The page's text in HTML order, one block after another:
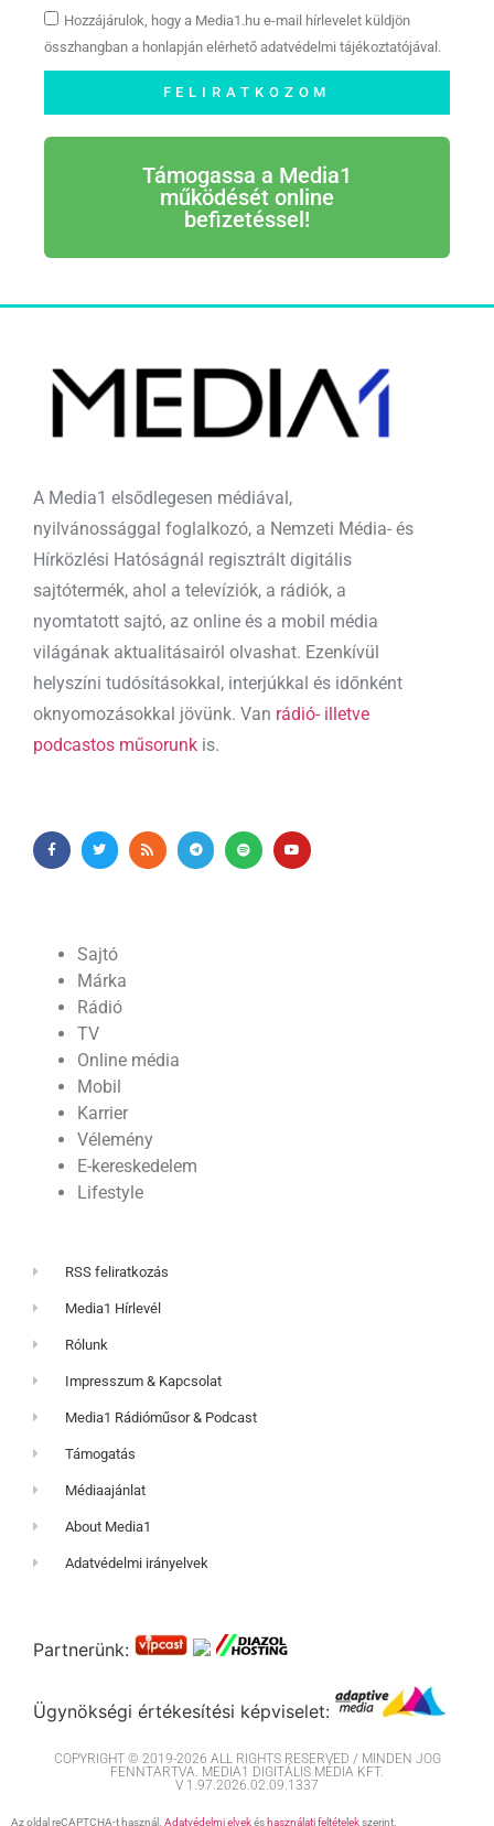
Hozzájárulok, hogy a Media1.hu e-mail hírlevelet küldjön
összhangban a honlapján elérhető adatvédelmi tájékoztatójával.
FELIRATKOZOM
Támogassa a Media1
működését online
befizetéssel!
A Media1 elsődlegesen médiával,
nyilvánossággal foglalkozó, a Nemzeti Média- és
Hírközlési Hatóságnál regisztrált digitális
sajtótermék, ahol a televíziók, a rádiók, a
nyomtatott sajtó, az online és a mobil média
világának aktualitásairól olvashat. Ezenkívül
helyszíni tudósításokkal, interjúkkal és időnként
oknyomozásokkal jövünk. Van rádió- illetve
podcastos műsorunk is.
Sajtó
Márka
Rádió
TV
Online média
Mobil
Karrier
Vélemény
E-kereskedelem
Lifestyle
RSS feliratkozás
Media1 Hírlevél
Rólunk
Impresszum & Kapcsolat
Media1 Rádióműsor & Podcast
Támogatás
Médiaajánlat
About Media1
Adatvédelmi irányelvek
Partnerünk:
Ügynökségi értékesítési képviselet:
COPYRIGHT © 2019-2026 ALL RIGHTS RESERVED / MINDEN JOG
FENNTARTVA. MEDIA1 DIGITÁLIS MÉDIA KFT.
V 1.97.2026.02.09.1337
Az oldal reCAPTCHA-t használ. Adatvédelmi elvekés használati feltételekszerint.